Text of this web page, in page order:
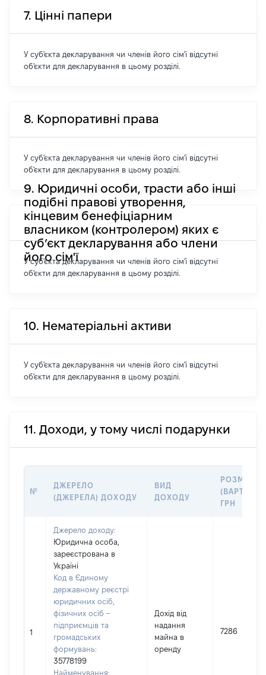
7. Цінні папери
У суб'єкта декларування чи членів його сім'ї відсутні
об'єкти для декларування в цьому розділі.
8. Корпоративні права
У суб'єкта декларування чи членів його сім'ї відсутні
об'єкти для декларування в цьому розділі.
9. Юридичні особи, трасти або інші
подібні правові утворення,
кінцевим бенефіціарним
власником (контролером) яких є
суб’єкт декларування або члени
його сім'ї
У суб'єкта декларування чи членів його сім'ї відсутні
об'єкти для декларування в цьому розділі.
10. Нематеріальні активи
У суб'єкта декларування чи членів його сім'ї відсутні
об'єкти для декларування в цьому розділі.
11. Доходи, у тому числі подарунки
№
ДЖЕРЕЛО
(ДЖЕРЕЛА) ДОХОДУ
ВИД
ДОХОДУ
РОЗМІР
ГРН
1
Джерело доходу:
Юридична особа,
зареєстрована в
Україні
Код в Єдиному
державному реєстрі
юридичних осіб,
фізичних осіб –
підприємців та
громадських
формувань:
35778199
Найменування:
Дохід від
надання
майна в
оренду
7286